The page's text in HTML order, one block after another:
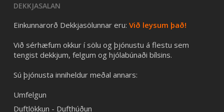
DEKKJASALAN
Einkunnarorð Dekkjasölunnar eru: Við leysum það!
Við sérhæfum okkur í sölu og þjónustu á flestu sem
tengist dekkjum, felgum og hjólabúnaði bílsins.
Sú þjónusta inniheldur meðal annars:
Umfelgun
Duftlökkun - Dufthúðun